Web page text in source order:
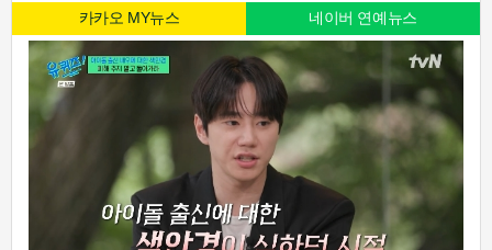
카카오 MY뉴스 네이버 연예뉴스